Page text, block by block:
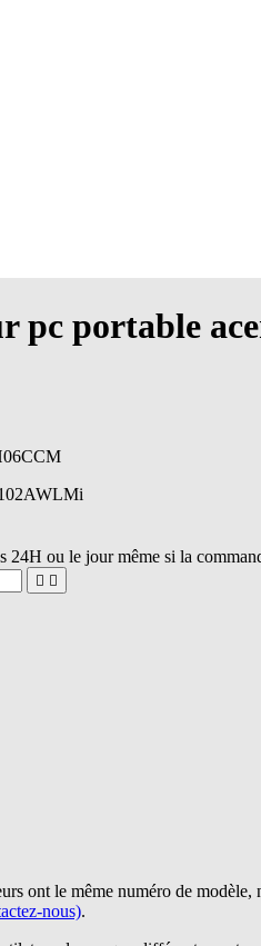
pc portable
24H ou le jour même si la
 
ont le même numéro de
nous).